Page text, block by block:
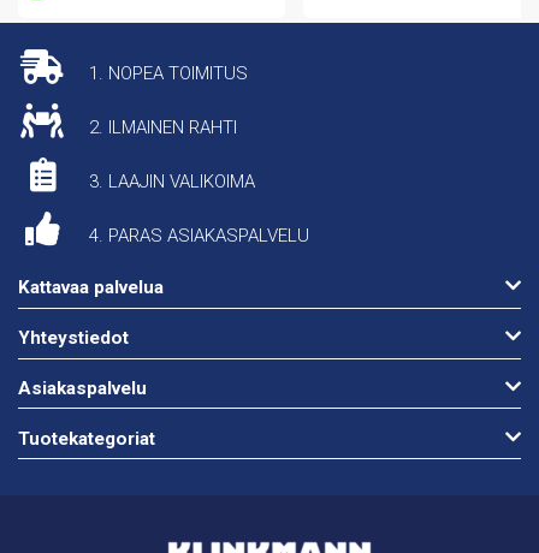
1. NOPEA TOIMITUS
2. ILMAINEN RAHTI
3. LAAJIN VALIKOIMA
4. PARAS ASIAKASPALVELU
Kattavaa palvelua
Yhteystiedot
Asiakaspalvelu
Tuotekategoriat